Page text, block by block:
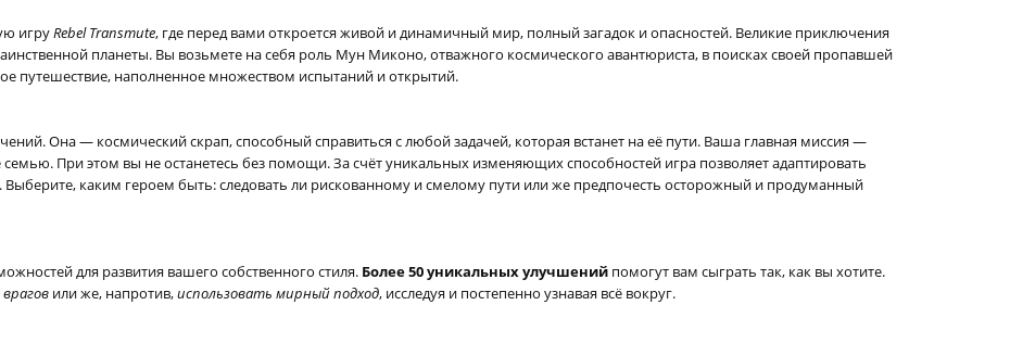
игруRebel Transmute, где перед вами откроется живой и динамичный мир, полный загадок и опасностей. Великие приключения
планеты. Вы возьмете на себя роль Мун Миконо, отважного космического авантюриста, в поисках своей пропавшей
путешествие, наполненное множеством испытаний и открытий.
Она — космический скрап, способный справиться с любой задачей, которая встанет на её пути. Ваша главная миссия —
При этом вы не останетесь без помощи. За счёт уникальных изменяющих способностей игра позволяет адаптировать
каким героем быть: следовать ли рискованному и смелому пути или же предпочесть осторожный и продуманный
для развития вашего собственного стиля. Более 50 уникальных улучшений помогут вам сыграть так, как вы хотите.
или же, напротив,использовать мирный подход, исследуя и постепенно узнавая всё вокруг.